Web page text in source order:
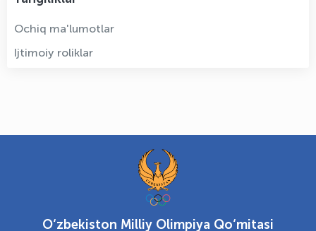
Ochiq ma'lumotlar
Ijtimoiy roliklar
O‘zbekiston Milliy Olimpiya Qo‘mitasi